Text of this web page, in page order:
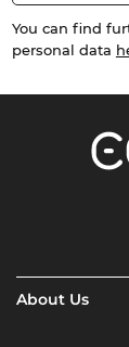
You can find
personal data
About Us